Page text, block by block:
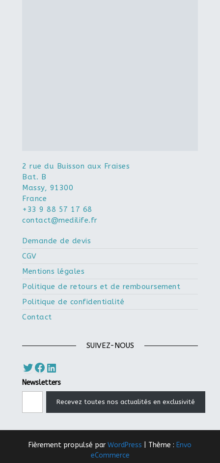
2 rue du Buisson aux Fraises
Bat. B
Massy, 91300
France
+33 9 88 57 17 68
contact@medilife.fr
Demande de devis
CGV
Mentions légales
Politique de retours et de remboursement
Politique de confidentialité
Contact
SUIVEZ-NOUS
Twitter
Facebook
LinkedIn
Newsletters
Saisissez votre adresse e-mail…
Recevez toutes nos actualités en exclusivité
Fièrement propulsé par WordPress Thème : Envo
eCommerce